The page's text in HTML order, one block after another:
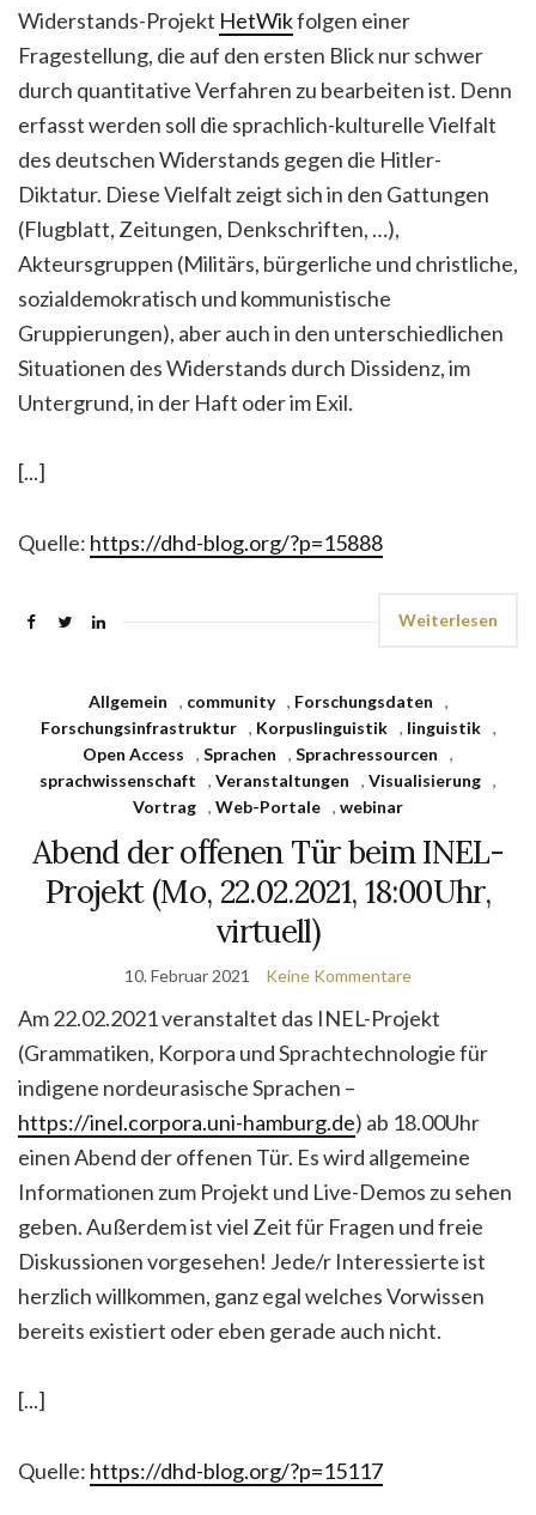
Widerstands-Projekt HetWikfolgen einer
Fragestellung, die auf den ersten Blick nur schwer
durch quantitative Verfahren zu bearbeiten ist. Denn
erfasst werden soll die sprachlich-kulturelle Vielfalt
des deutschen Widerstands gegen die Hitler-
Diktatur. Diese Vielfalt zeigt sich in den Gattungen
(Flugblatt, Zeitungen, Denkschriften, …),
Akteursgruppen (Militärs, bürgerliche und christliche,
sozialdemokratisch und kommunistische
Gruppierungen), aber auch in den unterschiedlichen
Situationen des Widerstands durch Dissidenz, im
Untergrund, in der Haft oder im Exil.
[...]
Quelle: https://dhd-blog.org/?p=15888
Weiterlesen
Allgemein , community , Forschungsdaten
,
Forschungsinfrastruktur
, Korpuslinguistik , linguistik
,
Open Access
, Sprachen , Sprachressourcen
,
sprachwissenschaft
, Veranstaltungen , Visualisierung ,
Vortrag , Web-Portale , webinar
Abend der offenen Tür beim INEL-
Projekt (Mo, 22.02.2021, 18:00Uhr,
virtuell)
10. Februar 2021 Keine Kommentare
Am 22.02.2021 veranstaltet das INEL-Projekt
(Grammatiken, Korpora und Sprachtechnologie für
indigene nordeurasische Sprachen –
https://inel.corpora.uni-hamburg.de) ab 18.00Uhr
einen Abend der offenen Tür. Es wird allgemeine
Informationen zum Projekt und Live-Demos zu sehen
geben. Außerdem ist viel Zeit für Fragen und freie
Diskussionen vorgesehen! Jede/r Interessierte ist
herzlich willkommen, ganz egal welches Vorwissen
bereits existiert oder eben gerade auch nicht.
[...]
Quelle: https://dhd-blog.org/?p=15117